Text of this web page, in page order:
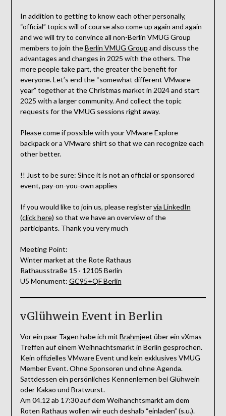
In addition to getting to know each other personally,
“official” topics will of course also come up again and again
and we will try to convince all non-Berlin VMUG Group
members to join theBerlin VMUG Group and discuss the
advantages and changes in 2025 with the others. The
more people take part, the greater the benefit for
everyone. Let’s end the “somewhat different VMware
year” together at the Christmas market in 2024 and start
2025 with a larger community. And collect the topic
requests for the VMUG sessions right away.
Please come if possible with your VMware Explore
backpack or a VMware shirt so that we can recognize each
other better.
!! Just to be sure: Since it is not an official or sponsored
event, pay-on-you-own applies
If you would like to join us, please registervia LinkedIn
(click here) so that we have an overview of the
participants. Thank you very much
Meeting Point:
Winter market at the Rote Rathaus
Rathausstraße 15 · 12105 Berlin
U5 Monument: GC95+QF Berlin
vGlühwein Event in Berlin
Vor ein paar Tagen habe ich mit Brahmjeet über ein vXmas
Treffen auf einem Weihnachtsmarkt in Berlin gesprochen.
Kein offizielles VMware Event und kein exklusives VMUG
Member Event. Ohne Sponsoren und ohne Agenda.
Sattdessen ein persönliches Kennenlernen bei Glühwein
oder Kakao und Bratwurst.
Am 04.12 ab 17:30 auf dem Weihanchtsmarkt am dem
Roten Rathaus wollen wir euch deshalb “einladen” (s.u.).